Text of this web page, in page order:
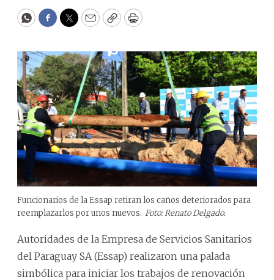
WhatsApp
Facebook
Twitter
EmailCopyPrint
Funcionarios de la Essap retiran los caños deteriorados para
reemplazarlos por unos nuevos. Foto: Renato Delgado.
Autoridades de la Empresa de Servicios Sanitarios
del Paraguay SA (Essap) realizaron una palada
simbólica para iniciar los trabajos de renovación